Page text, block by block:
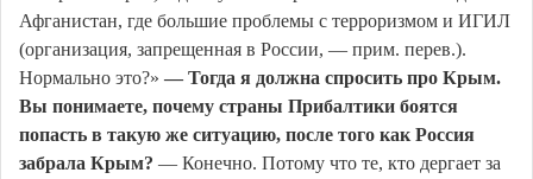
Афганистан, где большие проблемы с терроризмом и ИГИЛ
(организация, запрещенная в России, — прим. перев.).
Нормально это?» — Тогда я должна спросить про Крым.
Вы понимаете, почему страны Прибалтики боятся
попасть в такую же ситуацию, после того как Россия
забрала Крым? — Конечно. Потому что те, кто дергает за